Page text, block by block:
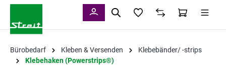
Bürobedarf Kleben & Versenden
Klebebänder/ -strips
Klebehaken (Powerstrips®)